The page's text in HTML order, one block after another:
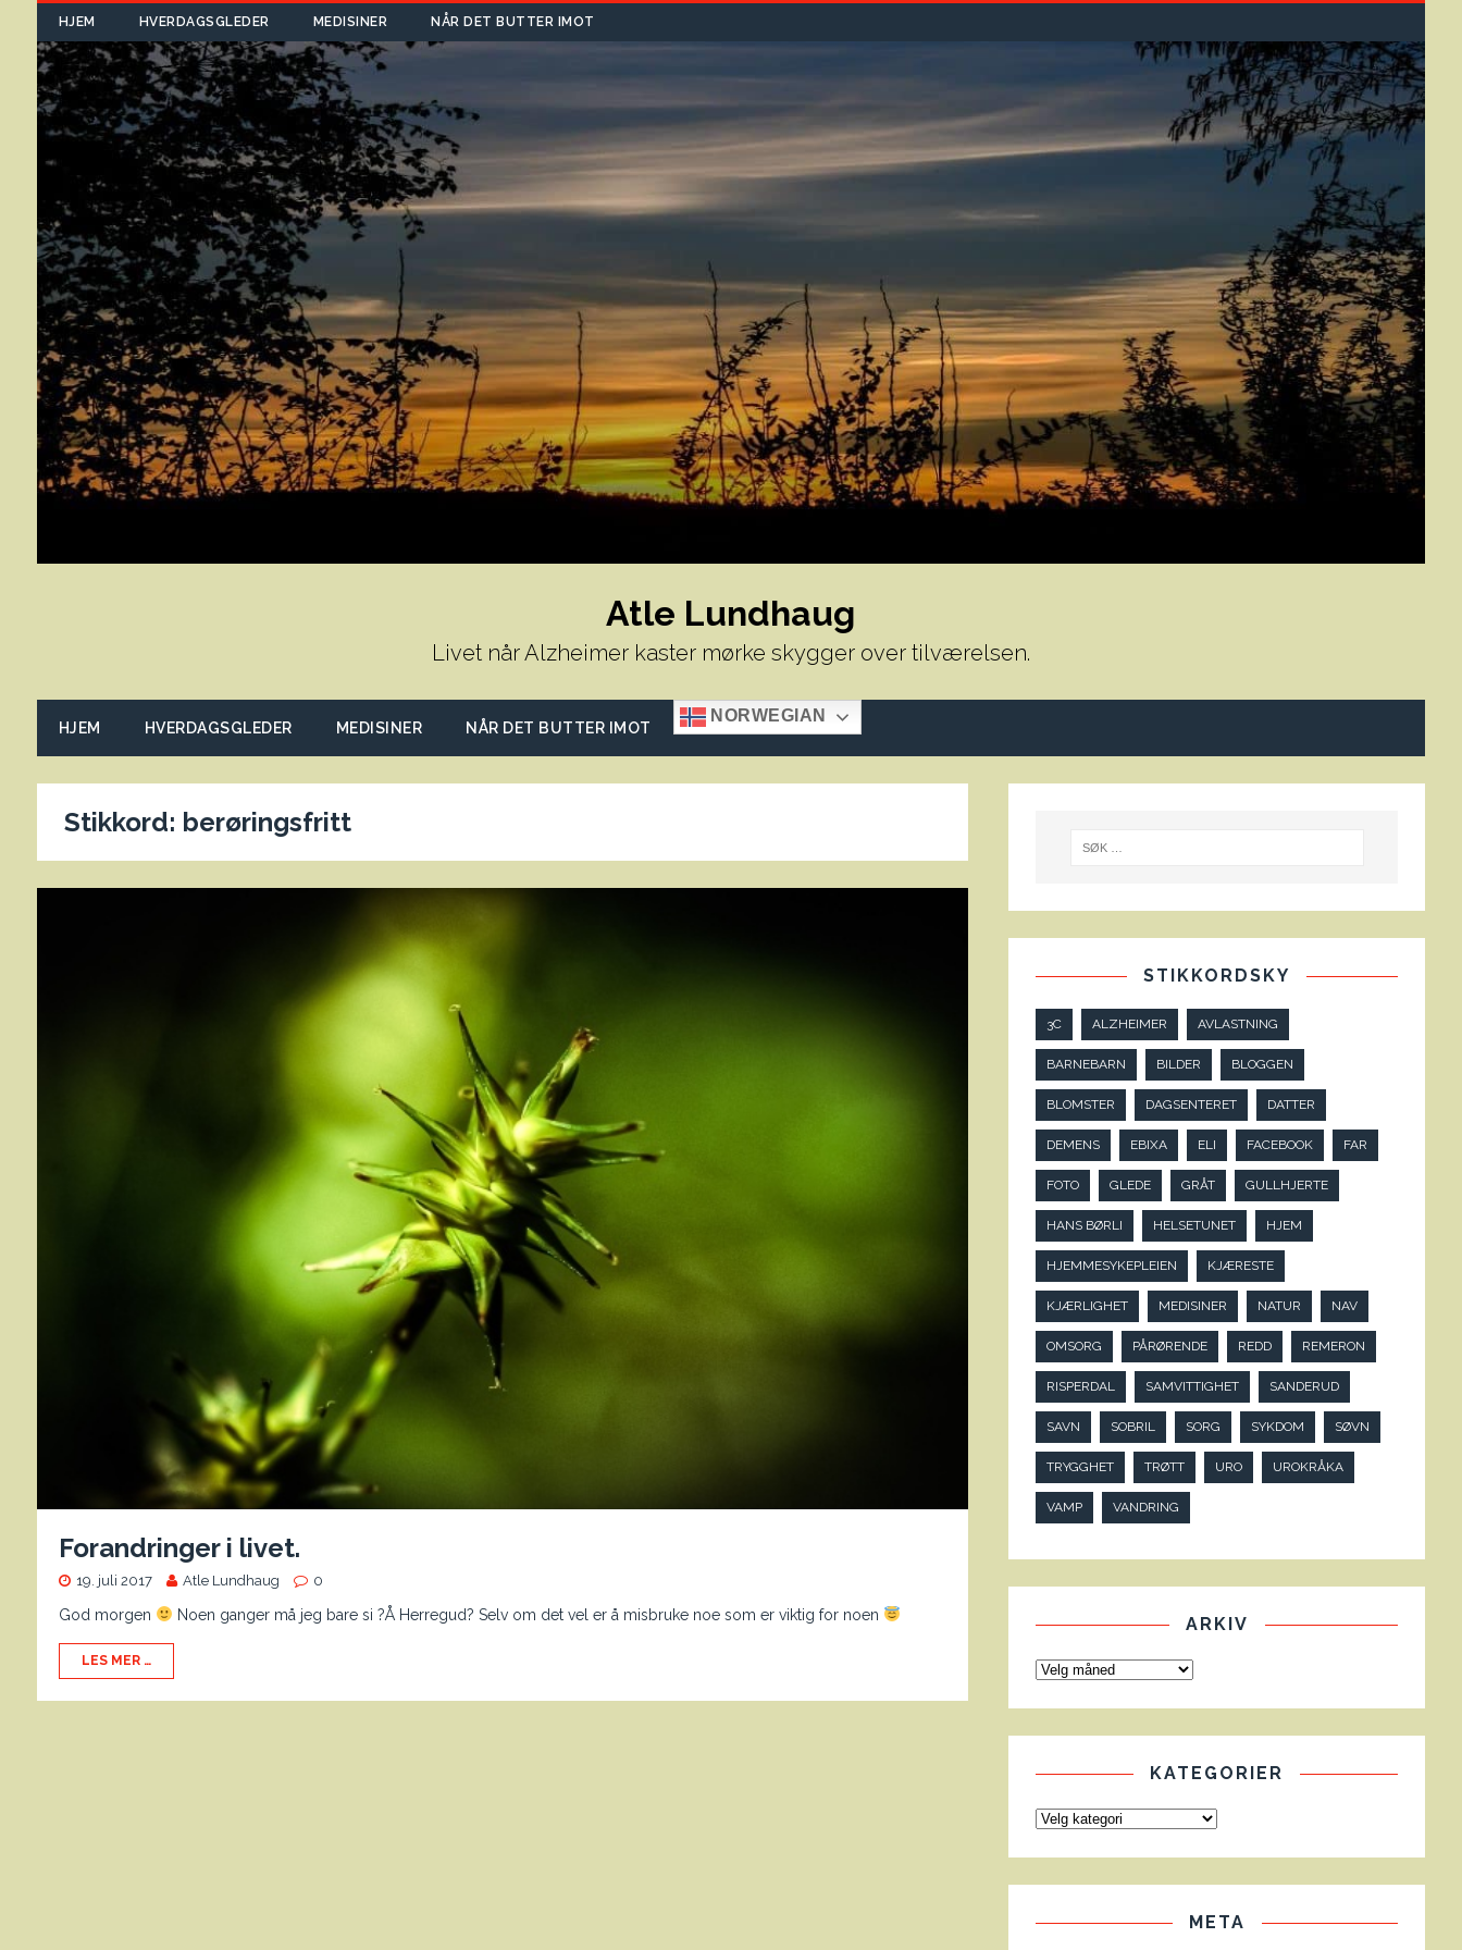
HJEM HVERDAGSGLEDER MEDISINER NÅR DET BUTTER IMOT
Atle Lundhaug
Livet når Alzheimer kaster mørke skygger over tilværelsen.
HJEM HVERDAGSGLEDER MEDISINER NÅR DET BUTTER IMOT
NORWEGIAN
Stikkord: berøringsfritt
Forandringer i livet.
19. juli 2017 Atle Lundhaug 0
God morgen Noen ganger må jeg bare si ?Å Herregud? Selv om det vel er å misbruke noe som er viktig for noen
LES MER …
STIKKORDSKY
3C ALZHEIMER AVLASTNING
BARNEBARN BILDER BLOGGEN
BLOMSTER DAGSENTERET DATTER
DEMENS EBIXA ELI FACEBOOK FAR
FOTO GLEDE GRÅT GULLHJERTE
HANS BØRLI HELSETUNET HJEM
HJEMMESYKEPLEIEN KJÆRESTE
KJÆRLIGHET MEDISINER NATUR NAV
OMSORG PÅRØRENDE REDD REMERON
RISPERDAL SAMVITTIGHET SANDERUD
SAVN SOBRIL SORG SYKDOM SØVN
TRYGGHET TRØTT URO UROKRÅKA
VAMP VANDRING
ARKIV
KATEGORIER
META